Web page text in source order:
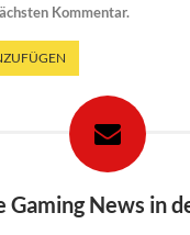
Kommentar.
News in